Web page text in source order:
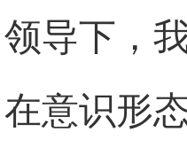
领导下，
在意识形